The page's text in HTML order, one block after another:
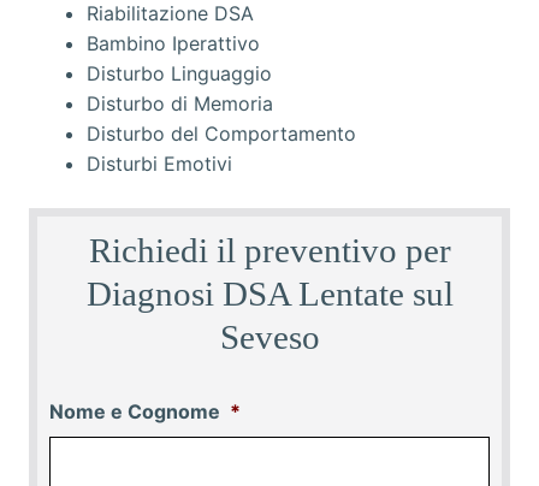
Riabilitazione DSA
Bambino Iperattivo
Disturbo Linguaggio
Disturbo di Memoria
Disturbo del Comportamento
Disturbi Emotivi
Richiedi il preventivo per
Diagnosi DSA Lentate sul
Seveso
Nome e Cognome *